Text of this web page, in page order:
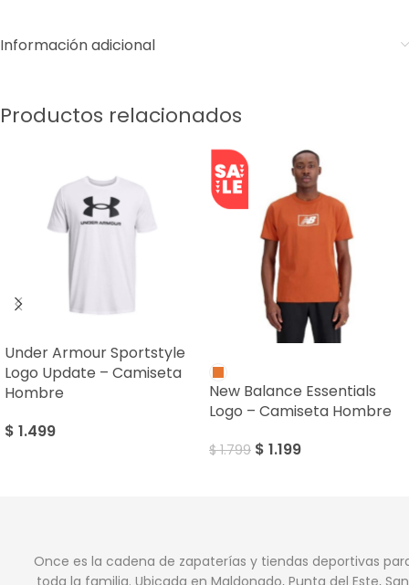
Información adicional
Productos relacionados
Under Armour Sportstyle
Logo Update – Camiseta
Hombre
$ 1.499
New Balance Essentials
Logo – Camiseta Hombre
$1.799 $ 1.199
Once es la cadena de zapaterías y tiendas deportivas